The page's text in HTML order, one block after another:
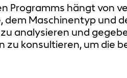
Programms hängt von
dem Maschinentyp und
analysieren und
zu konsultieren, um die